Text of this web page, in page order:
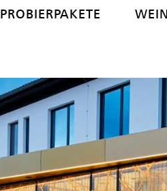
PROBIERPAKETE